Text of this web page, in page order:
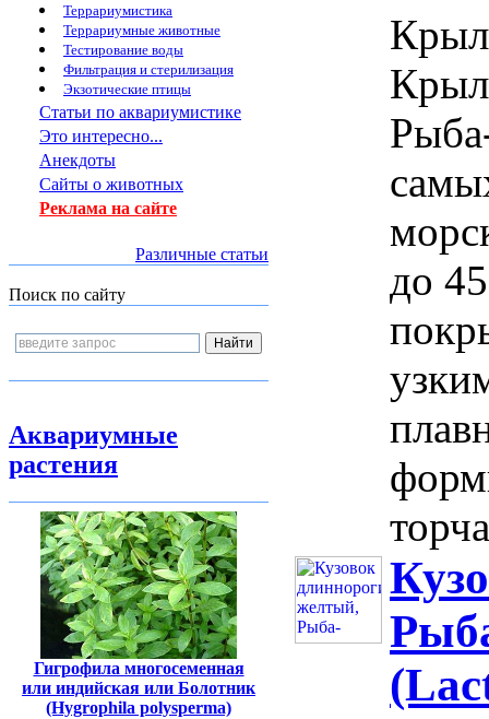
Террариумистика
Террариумные животные
Тестирование воды
Фильтрация и стерилизация
Экзотические птицы
Статьи по аквариумистике
Это интересно...
Анекдоты
Сайты о животных
Реклама на сайте
Различные статьи
Поиск по сайту
Аквариумные
растения
Гигрофила многосеменная
или индийская или Болотник
(Hygrophila polysperma)
до